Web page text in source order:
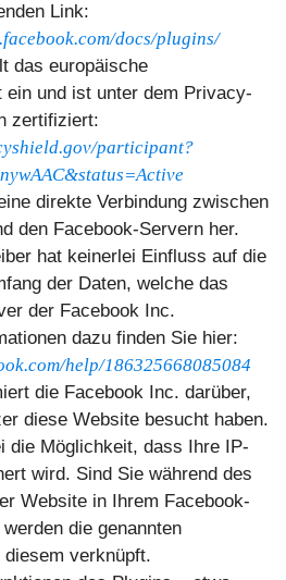
Link:
docs/plugins/
das europäische
ein und ist unter dem Privacy-
zertifiziert:
participant?
direkte Verbindung zwischen
den Facebook-Servern her.
hat keinerlei Einfluss auf die
der Daten, welche das
der Facebook Inc.
dazu finden Sie hier:
help/186325668085084
die Facebook Inc. darüber,
diese Website besucht haben.
die Möglichkeit, dass Ihre IP-
wird. Sind Sie während des
Website in Ihrem Facebook-
die genannten
diesem verknüpft.